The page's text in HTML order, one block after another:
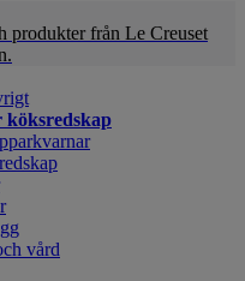
produkter från Le Creuset
köksredskap
vård